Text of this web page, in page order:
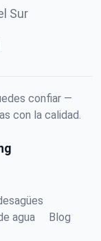
Sur
confiar —
con la calidad.
agua
Blog